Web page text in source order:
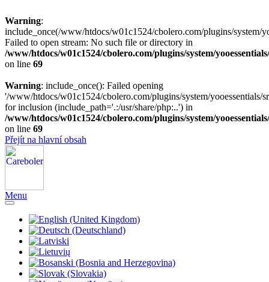
Warning:
include_once(/www/htdocs/w01c1524/cbolero.com/plugins/system/
Failed to open stream: No such file or directory in
/www/htdocs/w01c1524/cbolero.com/plugins/system/
on line 69
Warning: include_once(): Failed opening
'/www/htdocs/w01c1524/cbolero.com/plugins/system/yooessentials/
for inclusion (include_path='.:/usr/share/php:..') in
/www/htdocs/w01c1524/cbolero.com/plugins/system/
on line 69
Přejít na hlavní obsah
Menu